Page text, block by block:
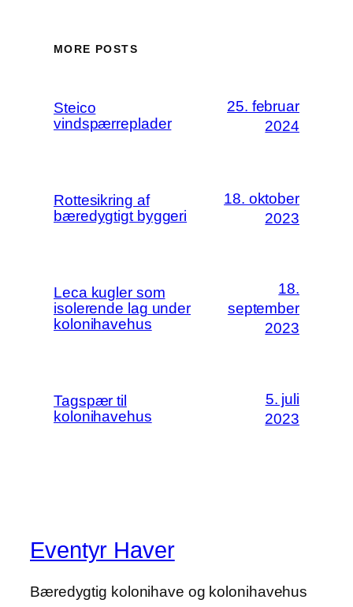
MORE POSTS
Steico
vindspærreplader
25. februar
2024
Rottesikring af
bæredygtigt byggeri
18. oktober
2023
Leca kugler som
isolerende lag under
kolonihavehus
18.
september
2023
Tagspær til
kolonihavehus
5. juli
2023
Eventyr Haver
Bæredygtig kolonihave og kolonihavehus